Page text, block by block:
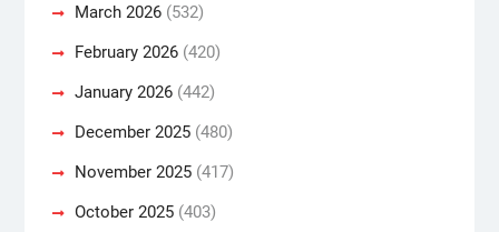
March 2026(532)
February 2026(420)
January 2026(442)
December 2025(480)
November 2025(417)
October 2025(403)